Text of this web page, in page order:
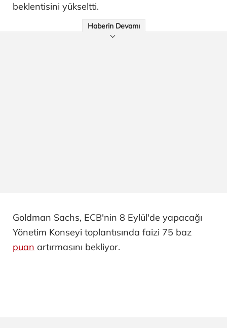
beklentisini yükseltti.
Haberin Devamı
Goldman Sachs, ECB'nin 8 Eylül'de yapacağı
Yönetim Konseyi toplantısında faizi 75 baz
puan artırmasını bekliyor.